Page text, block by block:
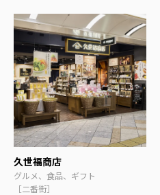
久世福商店
グルメ、食品、ギフト
［二番街］